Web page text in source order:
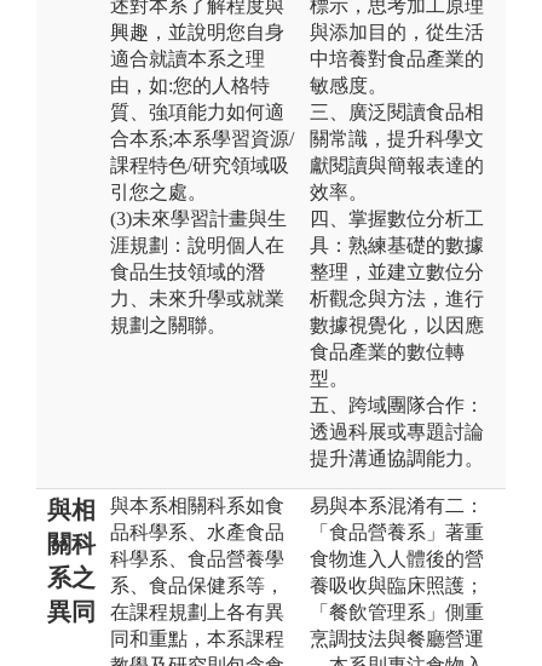
述對本系了解程度與
興趣，並說明您自身
適合就讀本系之理
由，如:您的人格特
質、強項能力如何適
合本系;本系學習資源/
課程特色/研究領域吸
引您之處。
(3)未來學習計畫與生
涯規劃：說明個人在
食品生技領域的潛
力、未來升學或就業
規劃之關聯。
標示，思考加工原理
與添加目的，從生活
中培養對食品產業的
敏感度。
三、廣泛閱讀食品相
關常識，提升科學文
獻閱讀與簡報表達的
效率。
四、掌握數位分析工
具：熟練基礎的數據
整理，並建立數位分
析觀念與方法，進行
數據視覺化，以因應
食品產業的數位轉
型。
五、跨域團隊合作：
透過科展或專題討論
提升溝通協調能力。
與相
關科
系之
異同
與本系相關科系如食
品科學系、水產食品
科學系、食品營養學
系、食品保健系等，
在課程規劃上各有異
同和重點，本系課程
易與本系混淆有二：
「食品營養系」著重
食物進入人體後的營
養吸收與臨床照護；
「餐飲管理系」側重
烹調技法與餐廳營運